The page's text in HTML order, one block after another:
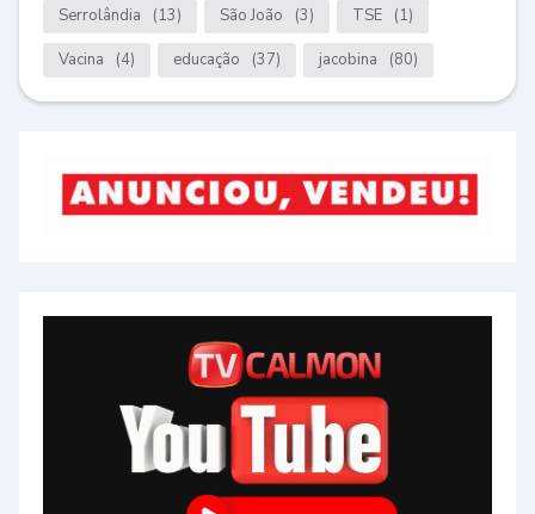
Serrolândia (13) São João (3) TSE (1)
Vacina (4) educação (37) jacobina (80)